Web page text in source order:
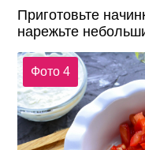
Приготовьте
нарежьте
Фото 4